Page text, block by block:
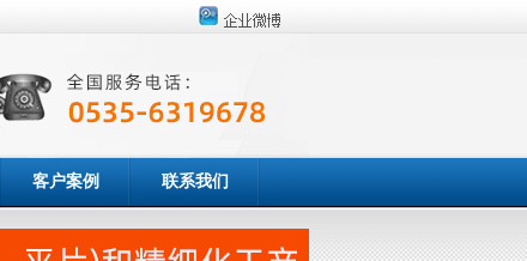
客户案例 联系我们